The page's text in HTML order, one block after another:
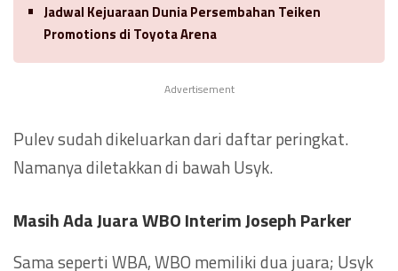
Jadwal Kejuaraan Dunia Persembahan Teiken
Promotions di Toyota Arena
Advertisement
Pulev sudah dikeluarkan dari daftar peringkat.
Namanya diletakkan di bawah Usyk.
Masih Ada Juara WBO Interim Joseph Parker
Sama seperti WBA, WBO memiliki dua juara; Usyk